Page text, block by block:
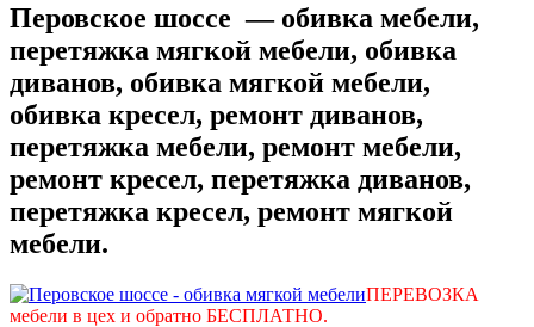
Перовское шоссе — обивка мебели,
перетяжка мягкой мебели, обивка
диванов, обивка мягкой мебели,
обивка кресел, ремонт диванов,
перетяжка мебели, ремонт мебели,
ремонт кресел, перетяжка диванов,
перетяжка кресел, ремонт мягкой
мебели.
ПЕРЕВОЗКА
мебели в цех и обратно БЕСПЛАТНО.